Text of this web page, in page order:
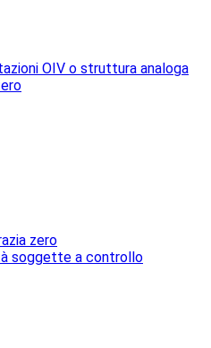
OIV o struttura analoga
zero
soggette a controllo